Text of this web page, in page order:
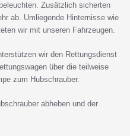
Zusätzlich sicherten
ab. Umliegende Hinternisse wie
wir mit unseren Fahrzeugen.
wir den Rettungsdienst
über die teilweise
zum Hubschrauber.
abheben und der